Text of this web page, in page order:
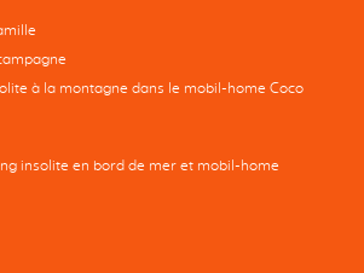
à la montagne dans le mobil-home Coco
insolite en bord de mer et mobil-home